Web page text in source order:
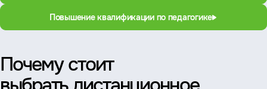
Повышение квалификации по педагогике
Почему стоит